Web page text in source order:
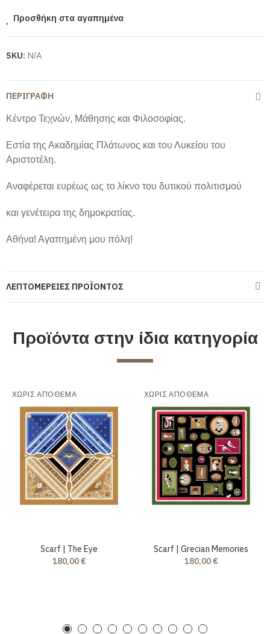
Προσθήκη στα αγαπημένα
SKU: N/A
ΠΕΡΙΓΡΑΦΉ
Κέντρο Τεχνών, Μάθησης και Φιλοσοφίας.
Εστία της Ακαδημίας Πλάτωνος και του Λυκείου του
Αριστοτέλη.
Αναφέρεται ευρέως ως το λίκνο του δυτικού πολιτισμού
και γενέτειρα της δημοκρατίας.
Αθήνα! Αγαπημένη μου πόλη!
ΛΕΠΤΟΜΈΡΕΙΕΣ ΠΡΟΪΌΝΤΟΣ
Προϊόντα στην ίδια κατηγορία
ΧΩΡΊΣ ΑΠΌΘΕΜΑ
Scarf | The Eye
180,00 €
ΧΩΡΊΣ ΑΠΌΘΕΜΑ
Scarf | Grecian Memories
180,00 €